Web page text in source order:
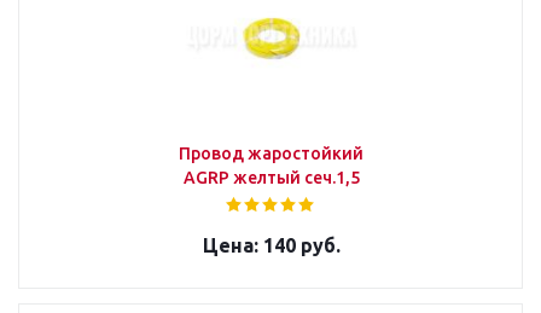
Провод жаростойкий
AGRP желтый сеч.1,5
140 руб.